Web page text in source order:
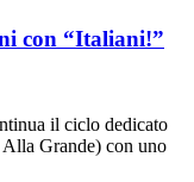
con “Italiani!”
il ciclo dedicato
Grande) con uno